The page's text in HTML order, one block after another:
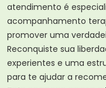
atendimento é
acompanhamento
promover uma
Reconquiste sua
experientes e uma
para te ajudar a